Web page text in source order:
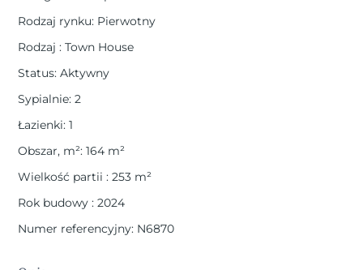
Rodzaj rynku: Pierwotny
Rodzaj: Town House
Status: Aktywny
Sypialnie: 2
Łazienki: 1
Obszar, m²: 164 m²
Wielkość partii: 253 m²
Rok budowy: 2024
Numer referencyjny: N6870